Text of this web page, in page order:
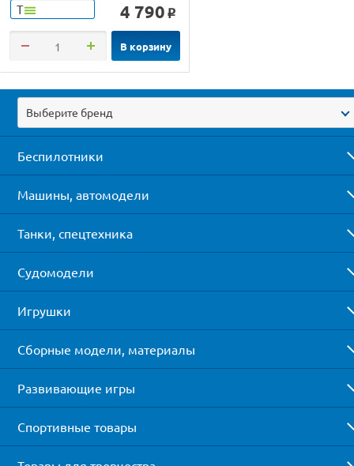
Т 4 790 o
В корзину
Выберите бренд
Беспилотники
Машины, автомодели
Танки, спецтехника
Судомодели
Игрушки
Сборные модели, материалы
Развивающие игры
Спортивные товары